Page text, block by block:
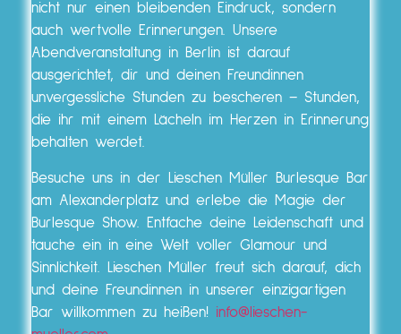
nicht nur einen bleibenden Eindruck, sondern
auch wertvolle Erinnerungen. Unsere
Abendveranstaltung in Berlin ist darauf
ausgerichtet, dir und deinen Freundinnen
unvergessliche Stunden zu bescheren – Stunden,
die ihr mit einem Lächeln im Herzen in Erinnerung
behalten werdet.
Besuche uns in der Lieschen Müller Burlesque Bar
am Alexanderplatz und erlebe die Magie der
Burlesque Show. Entfache deine Leidenschaft und
tauche ein in eine Welt voller Glamour und
Sinnlichkeit. Lieschen Müller freut sich darauf, dich
und deine Freundinnen in unserer einzigartigen
Bar willkommen zu heißen! info@lieschen-